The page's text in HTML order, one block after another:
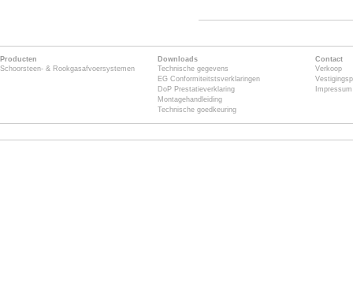
Producten
Schoorsteen- & Rookgasafvoersystemen
Downloads
Technische gegevens
EG Conformiteitstsverklaringen
DoP Prestatieverklaring
Montagehandleiding
Technische goedkeuring
Contact
Verkoop
Impressum